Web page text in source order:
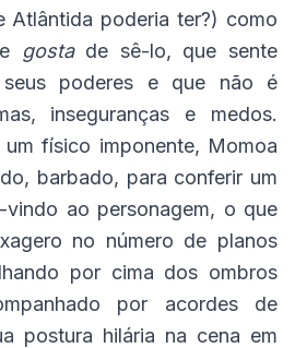
Atlântida poderia ter?) como
gostade sê-lo, que sente
poderes e que não é
inseguranças e medos.
um físico imponente, Momoa
barbado, para conferir um
vindo ao personagem, o que
no número de planos
por cima dos ombros
por acordes de
postura hilária na cena em